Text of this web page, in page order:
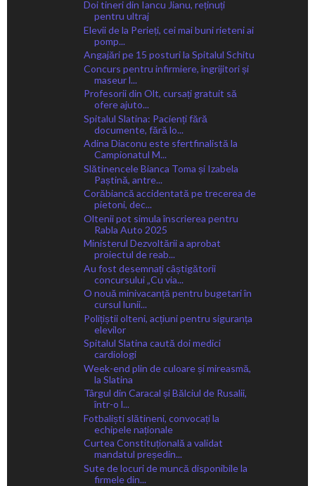
Doi tineri din Iancu Jianu, reținuți
pentru ultraj
Elevii de la Perieți, cei mai buni rieteni ai
pomp...
Angajări pe 15 posturi la Spitalul Schitu
Concurs pentru infirmiere, îngrijitori și
maseur l...
Profesorii din Olt, cursați gratuit să
ofere ajuto...
Spitalul Slatina: Pacienți fără
documente, fără lo...
Adina Diaconu este sfertfinalistă la
Campionatul M...
Slătinencele Bianca Toma și Izabela
Paștină, antre...
Corăbiancă accidentată pe trecerea de
pietoni, dec...
Oltenii pot simula înscrierea pentru
Rabla Auto 2025
Ministerul Dezvoltării a aprobat
proiectul de reab...
Au fost desemnați câștigătorii
concursului „Cu via...
O nouă minivacanță pentru bugetari în
cursul lunii...
Polițiștii olteni, acțiuni pentru siguranța
elevilor
Spitalul Slatina caută doi medici
cardiologi
Week-end plin de culoare și mireasmă,
la Slatina
Târgul din Caracal și Bălciul de Rusalii,
într-o l...
Fotbaliști slătineni, convocați la
echipele naționale
Curtea Constituțională a validat
mandatul președin...
Sute de locuri de muncă disponibile la
firmele din...